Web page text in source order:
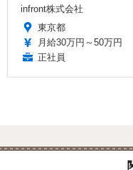
infront株式会社
東京都
月給30万円～50万円
正社員